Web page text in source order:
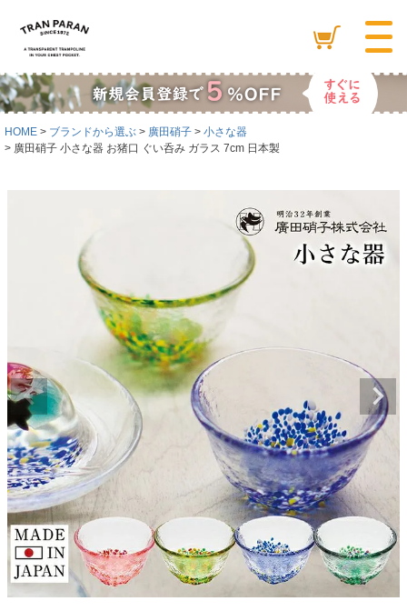
HOME ブランドから選ぶ 廣田硝子
小さな器
廣田硝子 小さな器 お猪口 ぐい呑み ガラス 7cm 日本製